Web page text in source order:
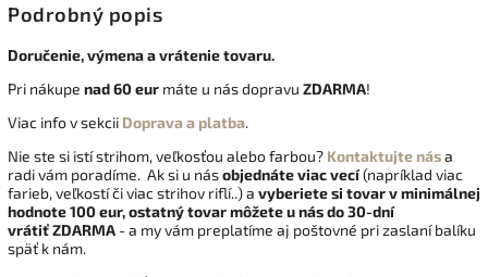
Podrobný popis
Doručenie, výmena a vrátenie tovaru.
Pri nákupe nad 60 eur máte u nás dopravu ZDARMA!
Viac info v sekcii Doprava a platba.
Nie ste si istí strihom, veľkosťou alebo farbou? Kontaktujte nása
radi vám poradíme. Ak si u násobjednáte viac vecí(napríklad viac
farieb, veľkostí či viac strihov riflí..) a vyberiete si tovar v minimálnej
hodnote 100 eur, ostatný tovar môžete u nás do 30-dní
vrátiťZDARMA - a my vám preplatíme aj poštovné pri zaslaní balíku
späť k nám.